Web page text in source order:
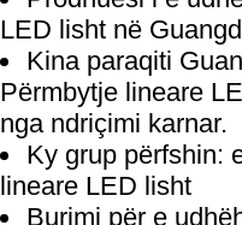
LED lisht në
Kina paraqiti
Përmbytje lineare
nga ndriçimi karnar.
Ky grup përfshin:
lineare LED lisht
Burimi për e